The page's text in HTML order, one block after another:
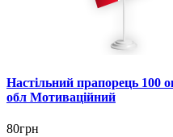
Настільний прапорець 100
обл Мотиваційний
80грн